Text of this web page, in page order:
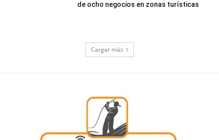
de ocho negocios en zonas turísticas
Cargar más